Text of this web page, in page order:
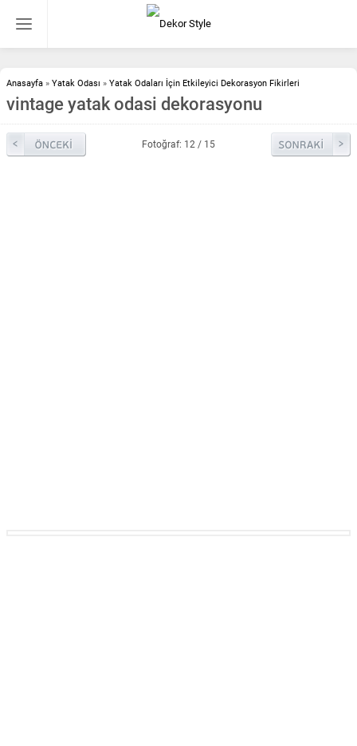
Anasayfa » Yatak Odası » Yatak Odaları İçin Etkileyici Dekorasyon Fikirleri
vintage yatak odasi dekorasyonu
Fotoğraf: 12 / 15